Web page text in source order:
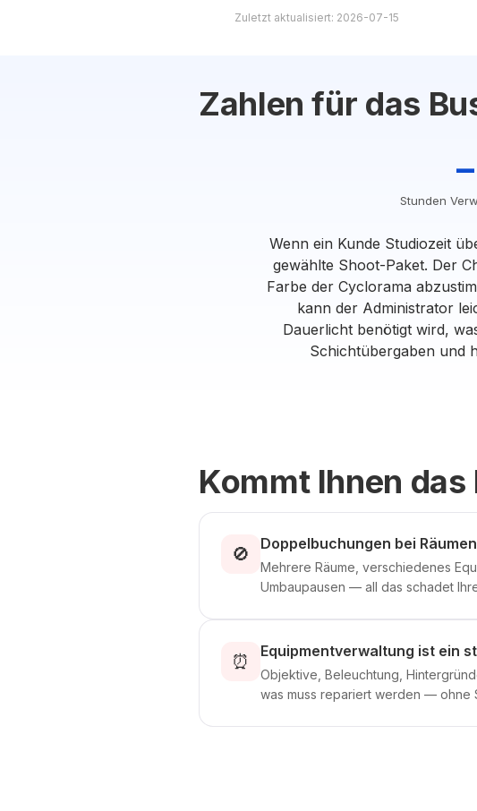
Zuletzt aktualisiert: 2026-07-15
Zahlen für das
Stunden
Wenn ein Kunde Studiozeit
gewählte Shoot-Paket. Der
Farbe der Cyclorama
kann der Administrator
Dauerlicht benötigt wird,
Schichtübergaben und
Kommt Ihnen
🚫 Doppelbuchungen bei Räumen
Mehrere Räume, verschiedenes
Umbaupausen — all das schadet
⏰ Equipmentverwaltung ist ein
Objektive, Beleuchtung,
was muss repariert werden — ohne